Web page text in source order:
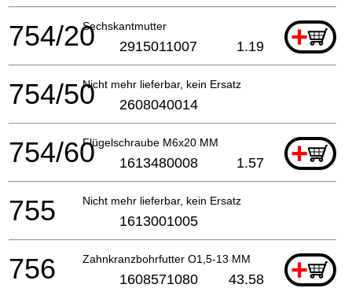
Sechskantmutter +
754/20 2915011007 1.19
Nicht mehr lieferbar, kein Ersatz
754/50 2608040014
Flügelschraube M6x20 MM +
754/60 1613480008 1.57
Nicht mehr lieferbar, kein Ersatz
755 1613001005
Zahnkranzbohrfutter O1,5-13 MM +
756 1608571080 43.58